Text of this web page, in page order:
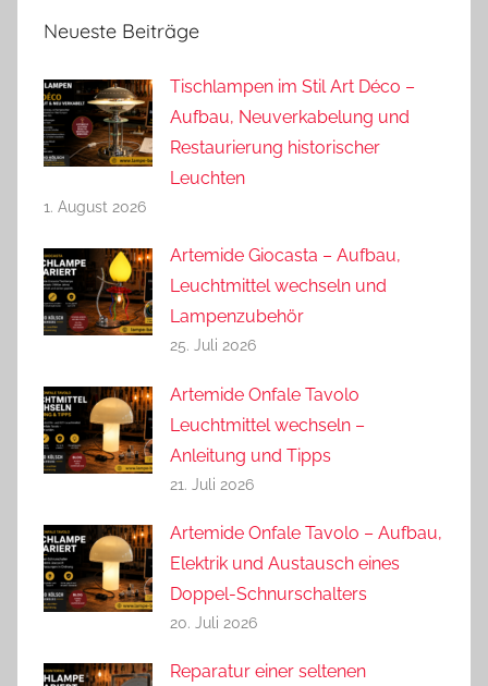
Neueste Beiträge
Tischlampen im Stil Art Déco –
Aufbau, Neuverkabelung und
Restaurierung historischer
Leuchten
1. August 2026
Artemide Giocasta – Aufbau,
Leuchtmittel wechseln und
Lampenzubehör
25. Juli 2026
Artemide Onfale Tavolo
Leuchtmittel wechseln –
Anleitung und Tipps
21. Juli 2026
Artemide Onfale Tavolo – Aufbau,
Elektrik und Austausch eines
Doppel-Schnurschalters
20. Juli 2026
Reparatur einer seltenen